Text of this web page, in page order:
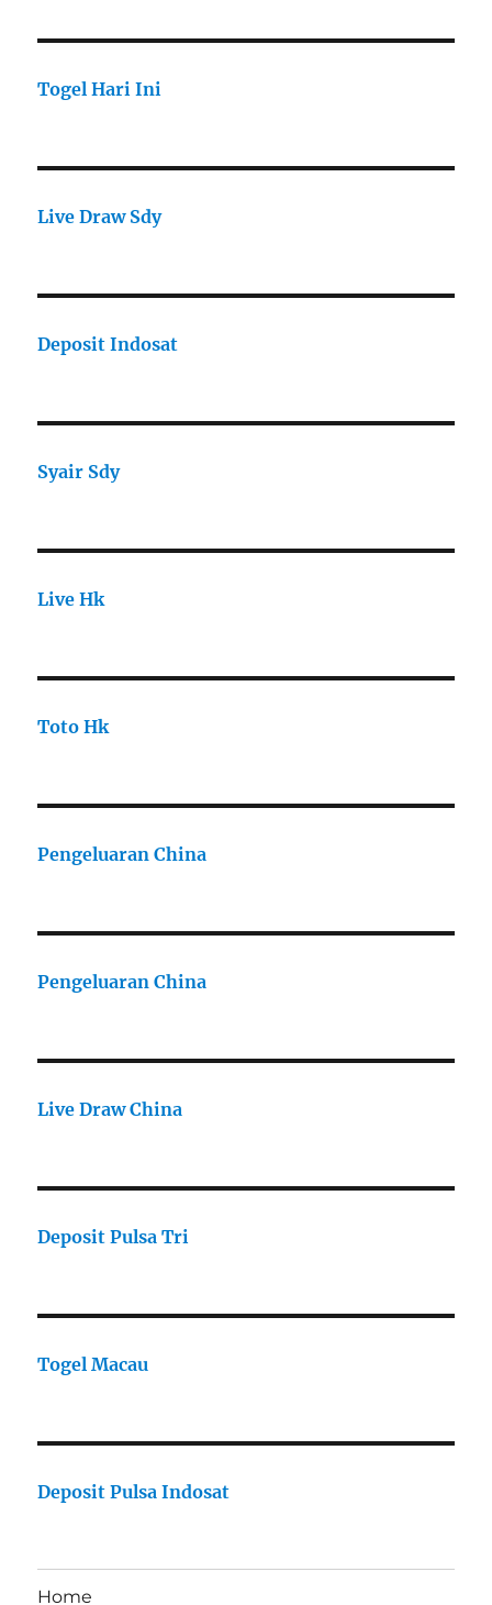
Togel Hari Ini
Live Draw Sdy
Deposit Indosat
Syair Sdy
Live Hk
Toto Hk
Pengeluaran China
Pengeluaran China
Live Draw China
Deposit Pulsa Tri
Togel Macau
Deposit Pulsa Indosat
Home